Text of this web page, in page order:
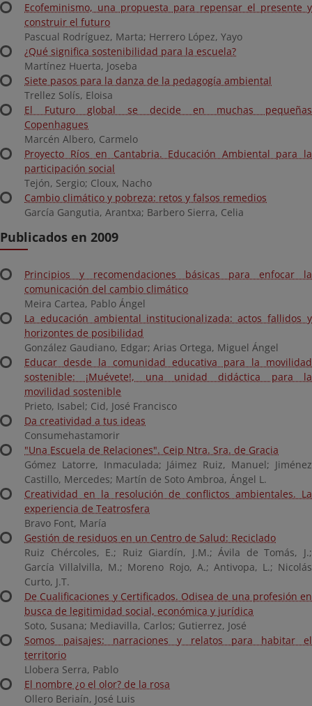
Ecofeminismo, una propuesta para repensar el presente y
construir el futuro
Pascual Rodríguez, Marta; Herrero López, Yayo
¿Qué significa sostenibilidad para la escuela?
Martínez Huerta, Joseba
Siete pasos para la danza de la pedagogía ambiental
Trellez Solís, Eloisa
El Futuro global se decide en muchas pequeñas
Copenhagues
Marcén Albero, Carmelo
Proyecto Ríos en Cantabria. Educación Ambiental para la
participación social
Tejón, Sergio; Cloux, Nacho
Cambio climático y pobreza: retos y falsos remedios
García Gangutia, Arantxa; Barbero Sierra, Celia
Publicados en 2009
Principios y recomendaciones básicas para enfocar la
comunicación del cambio climático
Meira Cartea, Pablo Ángel
La educación ambiental institucionalizada: actos fallidos y
horizontes de posibilidad
González Gaudiano, Edgar; Arias Ortega, Miguel Ángel
Educar desde la comunidad educativa para la movilidad
sostenible: ¡Muévete!, una unidad didáctica para la
movilidad sostenible
Prieto, Isabel; Cid, José Francisco
Da creatividad a tus ideas
Consumehastamorir
"Una Escuela de Relaciones". Ceip Ntra. Sra. de Gracia
Gómez Latorre, Inmaculada; Jáimez Ruiz, Manuel; Jiménez
Castillo, Mercedes; Martín de Soto Ambroa, Ángel L.
Creatividad en la resolución de conflictos ambientales. La
experiencia de Teatrosfera
Bravo Font, María
Gestión de residuos en un Centro de Salud: Reciclado
Ruiz Chércoles, E.; Ruiz Giardín, J.M.; Ávila de Tomás, J.;
García Villalvilla, M.; Moreno Rojo, A.; Antivopa, L.; Nicolás
Curto, J.T.
De Cualificaciones y Certificados. Odisea de una profesión en
busca de legitimidad social, económica y jurídica
Soto, Susana; Mediavilla, Carlos; Gutierrez, José
Somos paisajes: narraciones y relatos para habitar el
territorio
Llobera Serra, Pablo
El nombre ¿o el olor? de la rosa
Ollero Beriaín, José Luis